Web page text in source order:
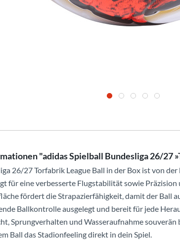
"adidas Spielball Bundesliga 26/27
26/27 Torfabrik League Ball in der Box ist von
für eine verbesserte Flugstabilität sowie
fördert die Strapazierfähigkeit, damit der Ball
Ballkontrolle ausgelegt und bereit für jede
Sprungverhalten und Wasseraufnahme
Ball das Stadionfeeling direkt in dein Spiel.